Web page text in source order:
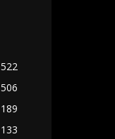
522
506
189
133